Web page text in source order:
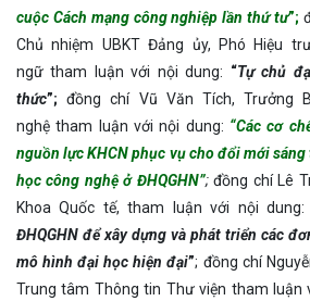
cuộc Cách mạng công nghiệp lần thứ tư”;
Chủ nhiệm UBKT Đảng ủy, Phó Hiệu
ngữ tham luận với nội dung: “Tự chủ
thức”;đồng chí Vũ Văn Tích, Trưởng
nghệ tham luận với nội dung: “Các cơ
nguồn lực KHCN phục vụ cho đổi mới
học công nghệ ở ĐHQGHN”;đồng chí Lê
Khoa Quốc tế, tham luận với nội dung:
ĐHQGHN để xây dựng và phát triển các
mô hình đại học hiện đại”; đồng chí
Trung tâm Thông tin Thư viện tham luận